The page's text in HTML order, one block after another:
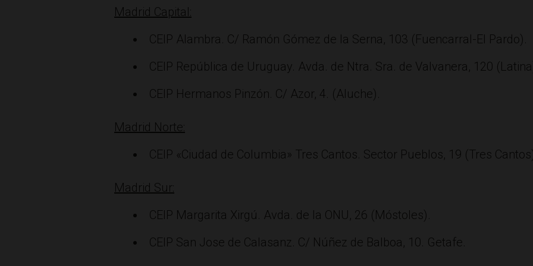
Madrid Capital:
CEIP Alambra. C/ Ramón Gómez de la Serna, 103 (Fuencarral-El Pardo).
CEIP República de Uruguay. Avda. de Ntra. Sra. de Valvanera, 120
CEIP Hermanos Pinzón. C/ Azor, 4. (Aluche).
Madrid Norte:
CEIP «Ciudad de Columbia» Tres Cantos. Sector Pueblos, 19 (Tres
Madrid Sur:
CEIP Margarita Xirgú. Avda. de la ONU, 26 (Móstoles).
CEIP San Jose de Calasanz. C/ Núñez de Balboa, 10. Getafe.